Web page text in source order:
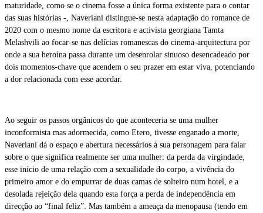
maturidade, como se o cinema fosse a única forma existente para o contar
das suas histórias -, Naveriani distingue-se nesta adaptação do romance de
2020 com o mesmo nome da escritora e activista georgiana Tamta
Melashvili ao focar-se nas delícias romanescas do cinema-arquitectura por
onde a sua heroína passa durante um desenrolar sinuoso desencadeado por
dois momentos-chave que acendem o seu prazer em estar viva, potenciando
a dor relacionada com esse acordar.
Ao seguir os passos orgânicos do que aconteceria se uma mulher
inconformista mas adormecida, como Etero, tivesse enganado a morte,
Naveriani dá o espaço e abertura necessários à sua personagem para falar
sobre o que significa realmente ser uma mulher: da perda da virgindade,
esse início de uma relação com a sexualidade do corpo, a vivência do
primeiro amor e do empurrar de duas camas de solteiro num hotel, e a
desolada rejeição dela quando esta força a perda de independência em
direcção ao “final feliz”. Mas também a ameaça da menopausa (tendo em